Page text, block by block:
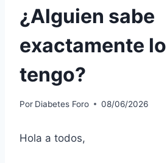
¿Alguien sabe
exactamente
tengo?
Por Diabetes Foro 08/06/2026
Hola a todos,